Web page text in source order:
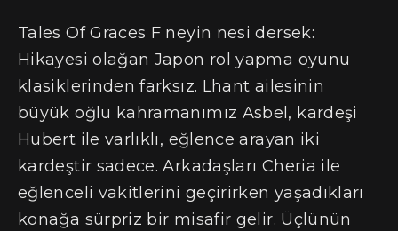
Tales Of Graces F neyin nesi dersek:
Hikayesi olağan Japon rol yapma oyunu
klasiklerinden farksız. Lhant ailesinin
büyük oğlu kahramanımız Asbel, kardeşi
Hubert ile varlıklı, eğlence arayan iki
kardeştir sadece. Arkadaşları Cheria ile
eğlenceli vakitlerini geçirirken yaşadıkları
konağa sürpriz bir misafir gelir. Üçlünün